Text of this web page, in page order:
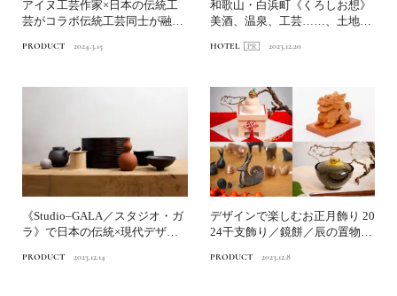
アイヌ工芸作家×日本の伝統工
芸がコラボ伝統工芸同士が融合
PRODUCT 2024.3.15
和歌山・白浜町《くろしお想》
美酒、温泉、工芸……、土地の
HOTEL 2023.12.20
《Studio–GALA／スタジオ・ガ
ラ》で日本の伝統×現代デザイ
PRODUCT 2023.12.14
デザインで楽しむお正月飾り 20
24干支飾り／鏡餅／辰の置物／
PRODUCT 2023.12.8